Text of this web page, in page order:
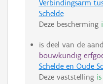
Verbindingsarm
Schelde
Deze bescherming
is deel van de
bouwkundig
Schelde en Oude
Deze vaststelling